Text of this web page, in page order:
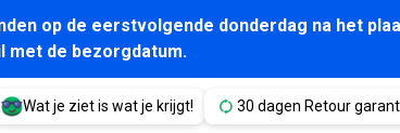
op de eerstvolgende donderdag na het
met de bezorgdatum.
Wat je ziet is wat je krijgt! 30 dagen Retour